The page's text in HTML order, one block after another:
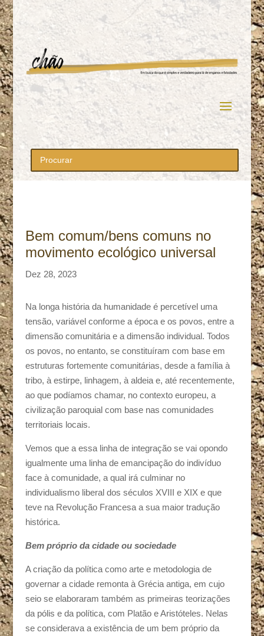
Bem comum/bens comuns no
movimento ecológico universal
Dez 28, 2023
Na longa história da humanidade é percetível uma
tensão, variável conforme a época e os povos, entre a
dimensão comunitária e a dimensão individual. Todos
os povos, no entanto, se constituíram com base em
estruturas fortemente comunitárias, desde a família à
tribo, à estirpe, linhagem, à aldeia e, até recentemente,
ao que podíamos chamar, no contexto europeu, a
civilização paroquial com base nas comunidades
territoriais locais.
Vemos que a essa linha de integração se vai opondo
igualmente uma linha de emancipação do indivíduo
face à comunidade, a qual irá culminar no
individualismo liberal dos séculos XVIII e XIX e que
teve na Revolução Francesa a sua maior tradução
histórica.
Bem próprio da cidade ou sociedade
A criação da política como arte e metodologia de
governar a cidade remonta à Grécia antiga, em cujo
seio se elaboraram também as primeiras teorizações
da pólis e da política, com Platão e Aristóteles. Nelas
se considerava a existência de um bem próprio da